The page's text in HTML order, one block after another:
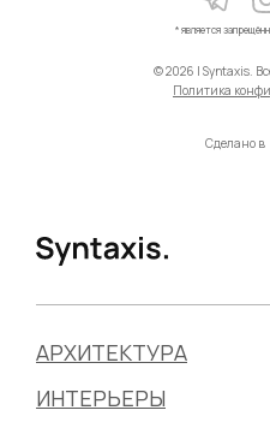
© 2026 | Syntaxis.
* является
Политика
Сделано в
АРХИТЕКТУРА
ИНТЕРЬЕРЫ